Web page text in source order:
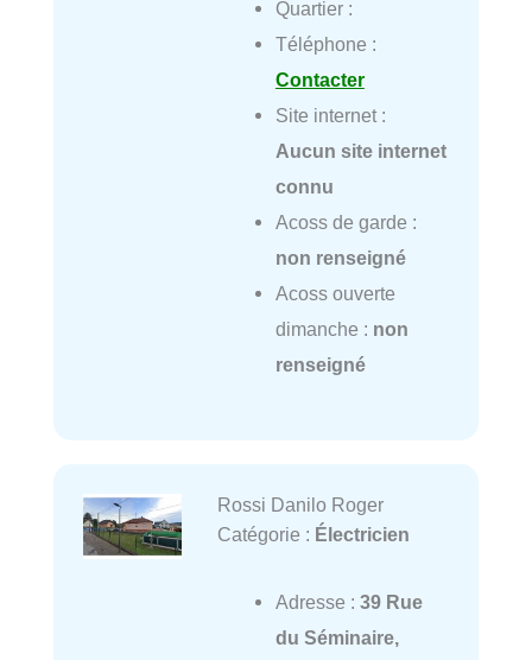
Quartier :
Téléphone :
Contacter
Site internet :
Aucun site internet
connu
Acoss de garde :
non renseigné
Acoss ouverte
dimanche : non
renseigné
Rossi Danilo Roger
Catégorie : Électricien
Adresse : 39 Rue
du Séminaire,